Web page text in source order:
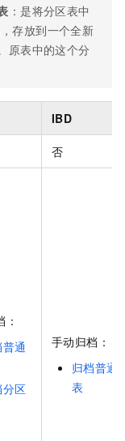
：是将分区表中
存放到一个全新
原表中的这个分
IBD
否
通
分区
手动归档：
归档普通
表